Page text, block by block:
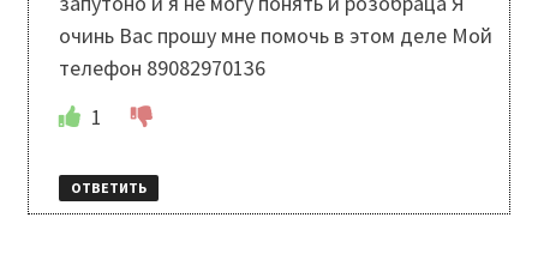
очинь Вас прошу мне помочь в этом деле Мой
телефон 89082970136
1
ОТВЕТИТЬ